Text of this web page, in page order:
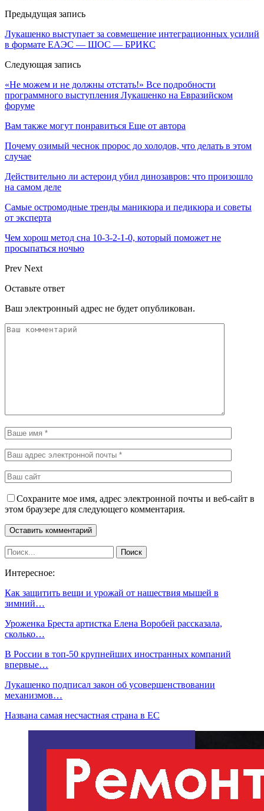
Предыдущая запись
Лукашенко выступает за совмещение интеграционных усилий
в формате ЕАЭС — ШОС — БРИКС
Следующая запись
«Не можем и не должны отстать!» Все подробности
программного выступления Лукашенко на Евразийском
форуме
Вам также могут понравиться Еще от автора
Почему озимый чеснок пророс до холодов, что делать в этом
случае
Действительно ли астероид убил динозавров: что произошло
на самом деле
Самые остромодные тренды маникюра и педикюра и советы
от эксперта
Чем хорош метод сна 10-3-2-1-0, который поможет не
просыпаться ночью
Prev Next
Оставьте ответ
Ваш электронный адрес не будет опубликован.
Сохраните мое имя, адрес электронной почты и веб-сайт в
этом браузере для следующего комментария.
Интересное:
Как защитить вещи и урожай от нашествия мышей в
зимний…
Уроженка Бреста артистка Елена Воробей рассказала,
сколько…
В России в топ-50 крупнейших иностранных компаний
впервые…
Лукашенко подписал закон об усовершенствовании
механизмов…
Названа самая несчастная страна в ЕС